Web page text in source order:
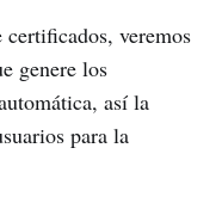
veremos
genere los
así la
para la